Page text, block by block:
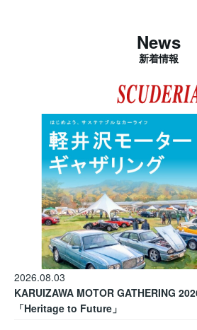
News
新着情報
2026.08.03
KARUIZAWA MOTOR GATHERING
「Heritage to Future」